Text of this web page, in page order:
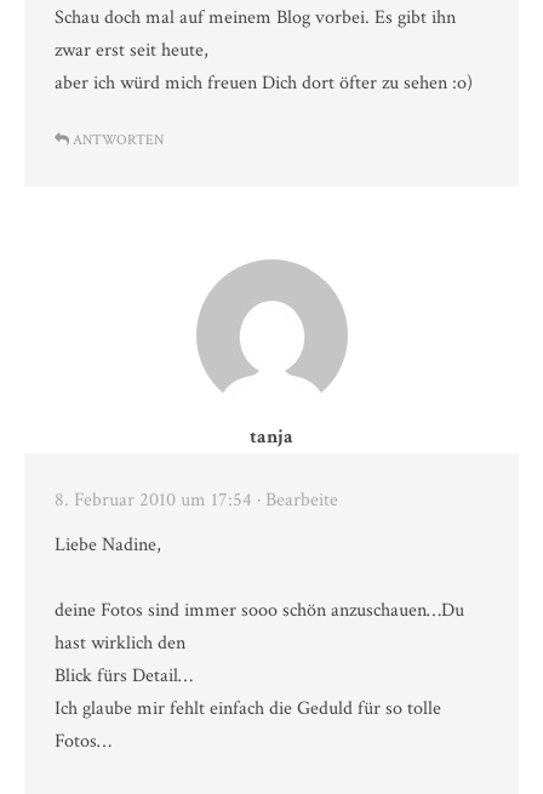
Schau doch mal auf meinem Blog vorbei. Es gibt ihn
zwar erst seit heute,
aber ich würd mich freuen Dich dort öfter zu sehen :o)
ANTWORTEN
tanja
8. Februar 2010 um 17:54 · Bearbeite
Liebe Nadine,
deine Fotos sind immer sooo schön anzuschauen…Du
hast wirklich den
Blick fürs Detail…
Ich glaube mir fehlt einfach die Geduld für so tolle
Fotos…